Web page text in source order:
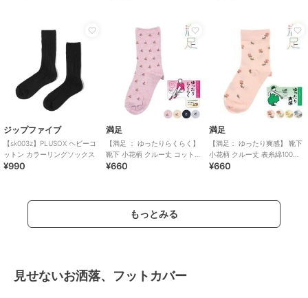
ジップファイブ
【sk003z】PLUSOX ヘビーコ
ットン カラーリングソックス
¥990
満足
【満足 ： ゆったりらくらく】
靴下 小花柄 クルー丈 コットン
メランジ 締め付けにくい
¥660
満足
【満足： ゆったり爽感】 靴下
小花柄 クルー丈 表糸綿100％
天然素材
¥660
もっとみる
見せないお洒落、フットカバー